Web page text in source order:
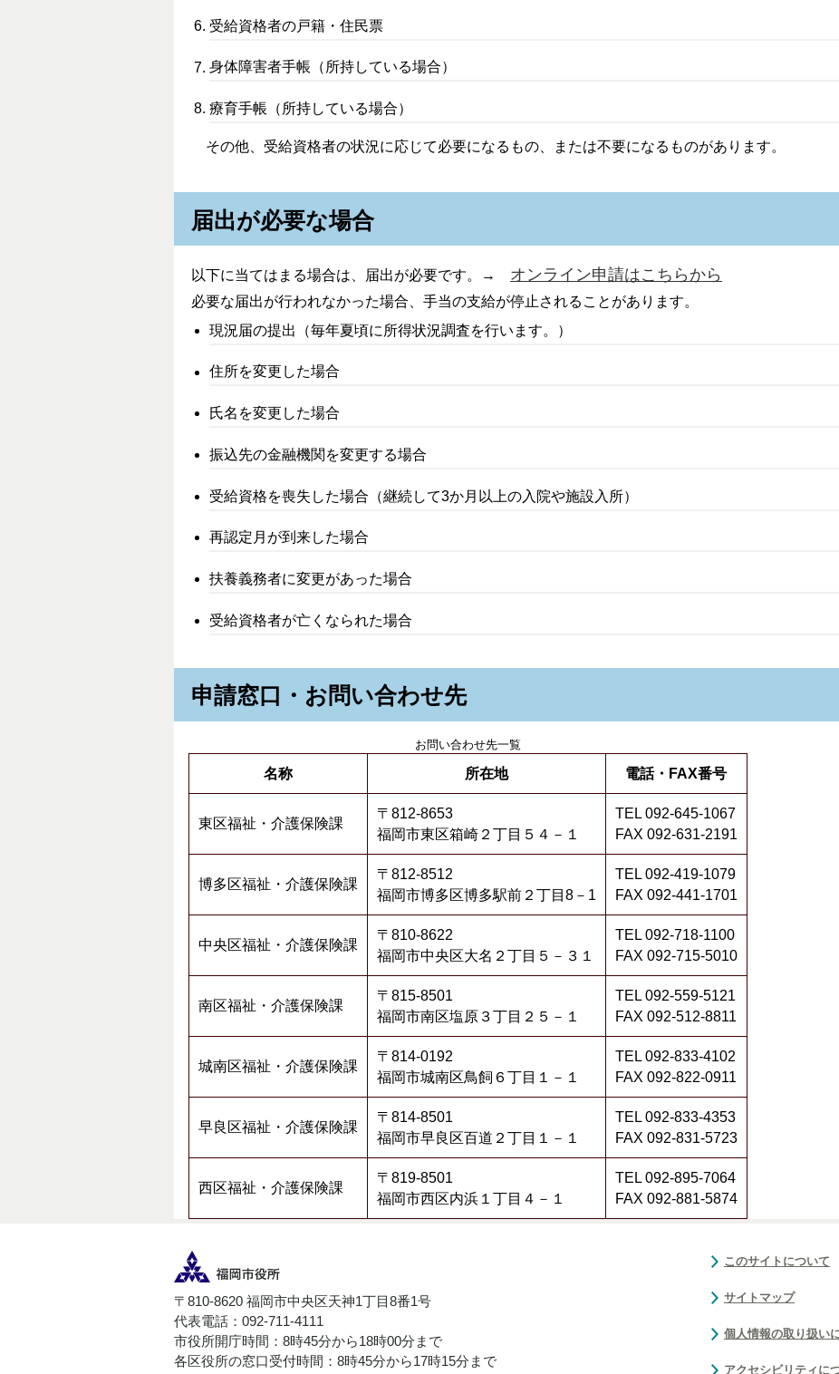
受給資格者の戸籍・住民票
身体障害者手帳（所持している場合）
療育手帳（所持している場合）
その他、受給資格者の状況に応じて必要になるもの、または不要になるものがあります。
届出が必要な場合
以下に当てはまる場合は、届出が必要です。→ オンライン申請はこちらから
必要な届出が行われなかった場合、手当の支給が停止されることがあります。
現況届の提出（毎年夏頃に所得状況調査を行います。）
住所を変更した場合
氏名を変更した場合
振込先の金融機関を変更する場合
受給資格を喪失した場合（継続して3か月以上の入院や施設入所）
再認定月が到来した場合
扶養義務者に変更があった場合
受給資格者が亡くなられた場合
申請窓口・お問い合わせ先
お問い合わせ先一覧
名称 所在地 電話・FAX番号
東区福祉・介護保険課
〒812-8653
福岡市東区箱崎２丁目５４－１
TEL 092-645-1067
FAX 092-631-2191
博多区福祉・介護保険課
〒812-8512
福岡市博多区博多駅前２丁目8－1
TEL 092-419-1079
FAX 092-441-1701
中央区福祉・介護保険課
〒810-8622
福岡市中央区大名２丁目５－３１
TEL 092-718-1100
FAX 092-715-5010
南区福祉・介護保険課
〒815-8501
福岡市南区塩原３丁目２５－１
TEL 092-559-5121
FAX 092-512-8811
城南区福祉・介護保険課
〒814-0192
福岡市城南区鳥飼６丁目１－１
TEL 092-833-4102
FAX 092-822-0911
早良区福祉・介護保険課
〒814-8501
福岡市早良区百道２丁目１－１
TEL 092-833-4353
FAX 092-831-5723
西区福祉・介護保険課
〒819-8501
福岡市西区内浜１丁目４－１
TEL 092-895-7064
FAX 092-881-5874
〒810-8620 福岡市中央区天神1丁目8番1号
代表電話：092-711-4111
市役所開庁時間：8時45分から18時00分まで
各区役所の窓口受付時間：8時45分から17時15分まで
このサイトについて
サイトマップ
個人情報の取り扱い
アクセシビリティに